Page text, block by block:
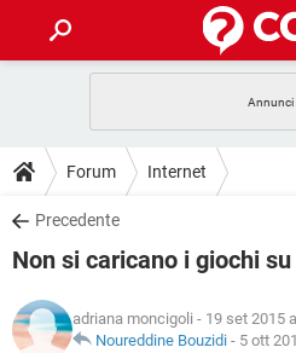
INTRATTENIMENTO
iOS
INSTAGRAM
TIKTOK
HARDWARE
GUIDE
COVID-19
INSTAGRAM
DOWNLOAD
COVID-19
INTRATTENIMENTO
iOS
COVID-19
GLOSSARIO
Forum Internet
Precedente
Non si caricano i giochi
adriana moncigoli - 19 set 2015
Noureddine Bouzidi - 5 ott